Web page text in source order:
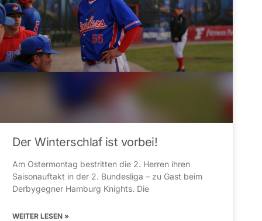
Der Winterschlaf ist vorbei!
Am Ostermontag bestritten die 2. Herren ihren
Saisonauftakt in der 2. Bundesliga – zu Gast beim
Derbygegner Hamburg Knights. Die
WEITER LESEN »